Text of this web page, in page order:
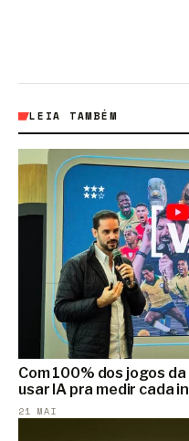
LEIA TAMBÉM
Com 100% dos jogos
usar IA pra medir cada
21 MAI